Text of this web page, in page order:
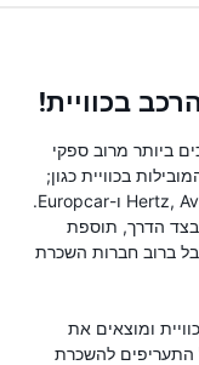
בכוויית!
ביותר מרוב ספקי
בכוויית כגון;
Hertz, Avis, Alamo, Thrifty, Sixt, Europcar, Budget ו-Europcar.
בצד הדרך, תוספת
ברוב חברות השכרת
ומוצאים את
התעריפים להשכרת